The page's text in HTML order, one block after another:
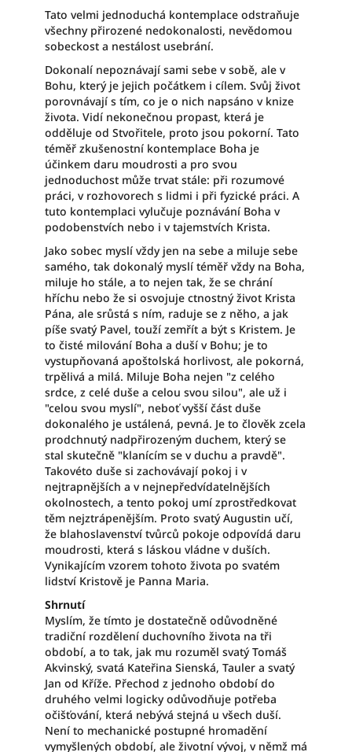
Tato velmi jednoduchá kontemplace odstraňuje
všechny přirozené nedokonalosti, nevědomou
sobeckost a nestálost usebrání.
Dokonalí nepoznávají sami sebe v sobě, ale v
Bohu, který je jejich počátkem i cílem. Svůj život
porovnávají s tím, co je o nich napsáno v knize
života. Vidí nekonečnou propast, která je
odděluje od Stvořitele, proto jsou pokorní. Tato
téměř zkušenostní kontemplace Boha je
účinkem daru moudrosti a pro svou
jednoduchost může trvat stále: při rozumové
práci, v rozhovorech s lidmi i při fyzické práci. A
tuto kontemplaci vylučuje poznávání Boha v
podobenstvích nebo i v tajemstvích Krista.
Jako sobec myslí vždy jen na sebe a miluje sebe
samého, tak dokonalý myslí téměř vždy na Boha,
miluje ho stále, a to nejen tak, že se chrání
hříchu nebo že si osvojuje ctnostný život Krista
Pána, ale srůstá s ním, raduje se z něho, a jak
píše svatý Pavel, touží zemřít a být s Kristem. Je
to čisté milování Boha a duší v Bohu; je to
vystupňovaná apoštolská horlivost, ale pokorná,
trpělivá a milá. Miluje Boha nejen "z celého
srdce, z celé duše a celou svou silou", ale už i
"celou svou myslí", neboť vyšší část duše
dokonalého je ustálená, pevná. Je to člověk zcela
prodchnutý nadpřirozeným duchem, který se
stal skutečně "klanícím se v duchu a pravdě".
Takovéto duše si zachovávají pokoj i v
nejtrapnějších a v nejnepředvídatelnějších
okolnostech, a tento pokoj umí zprostředkovat
těm nejztrápenějším. Proto svatý Augustin učí,
že blahoslavenství tvůrců pokoje odpovídá daru
moudrosti, která s láskou vládne v duších.
Vynikajícím vzorem tohoto života po svatém
lidství Kristově je Panna Maria.
Shrnutí
Myslím, že tímto je dostatečně odůvodněné
tradiční rozdělení duchovního života na tři
období, a to tak, jak mu rozuměl svatý Tomáš
Akvinský, svatá Kateřina Sienská, Tauler a svatý
Jan od Kříže. Přechod z jednoho období do
druhého velmi logicky odůvodňuje potřeba
očišťování, která nebývá stejná u všech duší.
Není to mechanické postupné hromadění
vymyšlených období, ale životní vývoj, v němž má